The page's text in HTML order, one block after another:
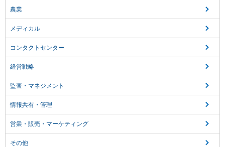
農業
メディカル
コンタクトセンター
経営戦略
監査・マネジメント
情報共有・管理
営業・販売・マーケティング
その他